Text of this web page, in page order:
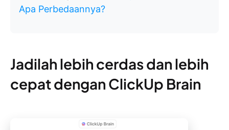
Apa Perbedaannya?
Jadilah lebih cerdas dan lebih
cepat dengan ClickUp Brain